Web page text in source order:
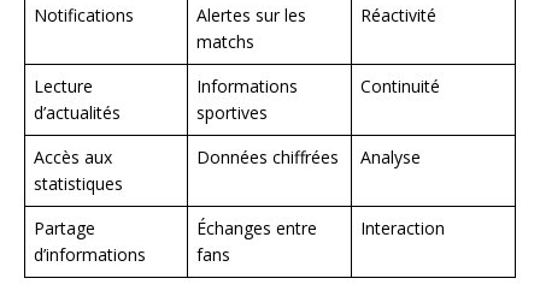
Notifications
Alertes sur les
matchs
Réactivité
Lecture
d’actualités
Informations
sportives
Continuité
Accès aux
statistiques
Données chiffrées Analyse
Partage
d’informations
Échanges entre
fans
Interaction